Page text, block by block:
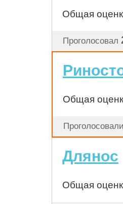
Общая
Проголосовал
Общая
Проголосовали
Длянос
Общая